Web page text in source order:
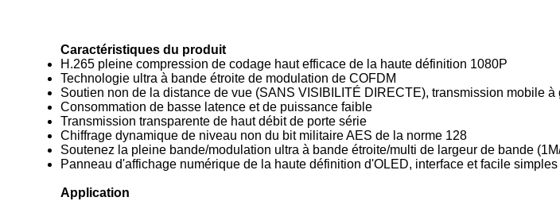
Caractéristiques du produit
H.265 pleine compression de codage haut efficace de la haute définition 1080P
Technologie ultra à bande étroite de modulation de COFDM
Soutien non de la distance de vue (SANS VISIBILITÉ DIRECTE), transmission mobile à
Consommation de basse latence et de puissance faible
Transmission transparente de haut débit de porte série
Chiffrage dynamique de niveau non du bit militaire AES de la norme 128
Soutenez la pleine bande/modulation ultra à bande étroite/multi de largeur de bande
Panneau d'affichage numérique de la haute définition d'OLED, interface et facile
Application